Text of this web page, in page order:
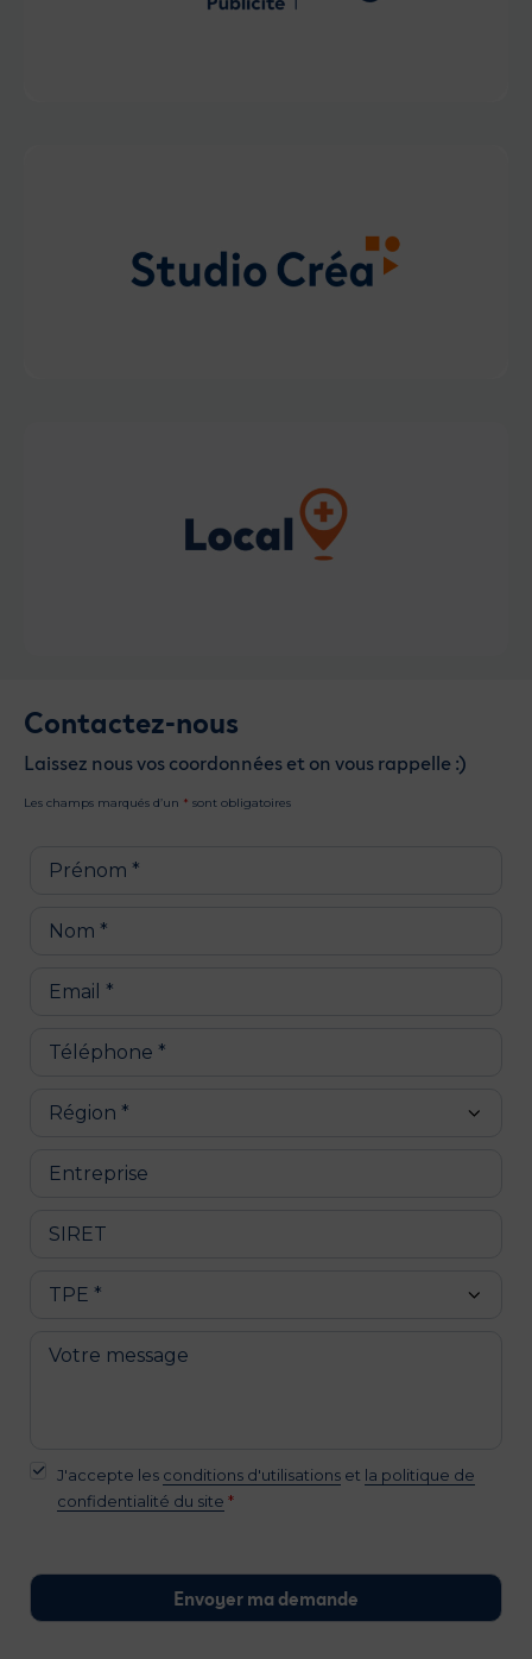
Contactez-nous
Laissez nous vos coordonnées et on vous rappelle :)
Les champs marqués d’un * sont obligatoires
J'accepte les conditions d'utilisationset la politique de
confidentialité du site *